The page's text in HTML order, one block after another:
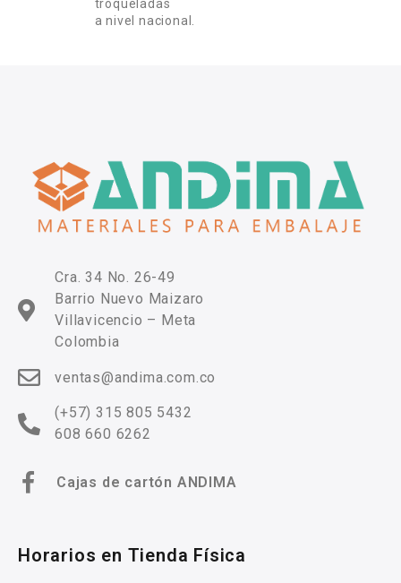
troqueladas
a nivel nacional.
Cra. 34 No. 26-49
Barrio Nuevo Maizaro
Villavicencio – Meta
Colombia
ventas@andima.com.co
(+57) 315 805 5432
608 660 6262
Cajas de cartón ANDIMA
Horarios en Tienda Física